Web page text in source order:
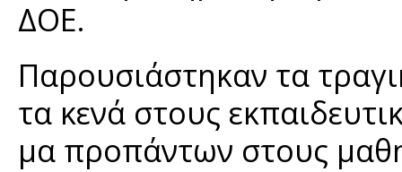
ΔΟΕ.
Παρουσιάστηκαν τα
τα κενά στους
μα προπάντων στους